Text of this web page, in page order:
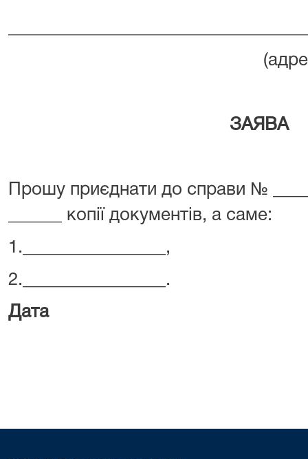
ЗАЯВА
Прошу приєднати до справи №
______ копії документів, а саме:
1.________________,
2.________________.
Дата